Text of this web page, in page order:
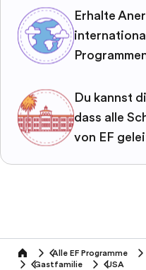
Erhalte
Du kannst
dass alle
von EF
home Alle EF Programme
Gastfamilie
USA